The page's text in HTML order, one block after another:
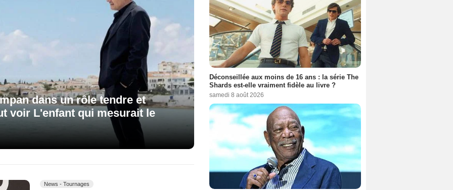
dans un rôle tendre et
voir L'enfant qui mesurait le
News - Tournages
Déconseillée aux moins de 16 ans : la série The
Shards est-elle vraiment fidèle au livre ?
samedi 8 août 2026